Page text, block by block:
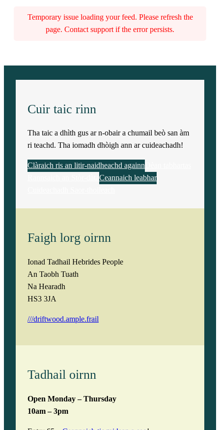
Temporary issue loading your feed. Please refresh the
page. Contact support if the error persists.
Cuir taic rinn
Tha taic a dhìth gus ar n-obair a chumail beò san àm
ri teachd. Tha iomadh dhòigh ann ar cuideachadh!
Clàraich ris an litir-naidheachd againn
Ceannaich leabhar
Faigh lorg oirnn
Ionad Tadhail Hebrides People
An Taobh Tuath
Na Hearadh
HS3 3JA
///driftwood.ample.frail
Tadhail oirnn
Open Monday – Thursday
10am – 3pm